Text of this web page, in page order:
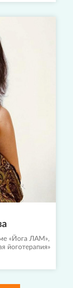
«Йога ЛАМ»,
йоготерапия»